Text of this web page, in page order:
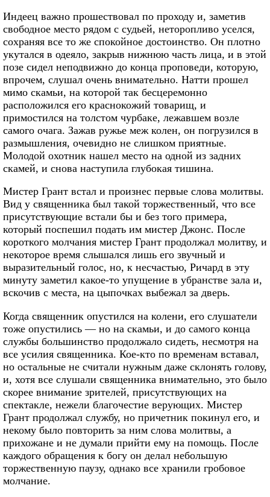
Индеец важно прошествовал по проходу и, заметив
свободное место рядом с судьей, неторопливо уселся,
сохраняя все то же спокойное достоинство. Он плотно
укутался в одеяло, закрыв нижнюю часть лица, и в этой
позе сидел неподвижно до конца проповеди, которую,
впрочем, слушал очень внимательно. Натти прошел
мимо скамьи, на которой так бесцеремонно
расположился его краснокожий товарищ, и
примостился на толстом чурбаке, лежавшем возле
самого очага. Зажав ружье меж колен, он погрузился в
размышления, очевидно не слишком приятные.
Молодой охотник нашел место на одной из задних
скамей, и снова наступила глубокая тишина.
Мистер Грант встал и произнес первые слова молитвы.
Вид у священника был такой торжественный, что все
присутствующие встали бы и без того примера,
который поспешил подать им мистер Джонс. После
короткого молчания мистер Грант продолжал молитву, и
некоторое время слышался лишь его звучный и
выразительный голос, но, к несчастью, Ричард в эту
минуту заметил какое-то упущение в убранстве зала и,
вскочив с места, на цыпочках выбежал за дверь.
Когда священник опустился на колени, его слушатели
тоже опустились — но на скамьи, и до самого конца
службы большинство продолжало сидеть, несмотря на
все усилия священника. Кое-кто по временам вставал,
но остальные не считали нужным даже склонять голову,
и, хотя все слушали священника внимательно, это было
скорее внимание зрителей, присутствующих на
спектакле, нежели благочестие верующих. Мистер
Грант продолжал службу, но причетник покинул его, и
некому было повторить за ним слова молитвы, а
прихожане и не думали прийти ему на помощь. После
каждого обращения к богу он делал небольшую
торжественную паузу, однако все хранили гробовое
молчание.